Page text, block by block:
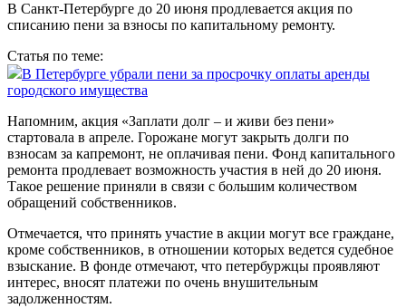
В Санкт-Петербурге до 20 июня продлевается акция по
списанию пени за взносы по капитальному ремонту.
Статья по теме:
В Петербурге убрали пени за просрочку оплаты аренды
городского имущества
Напомним, акция «Заплати долг – и живи без пени»
стартовала в апреле. Горожане могут закрыть долги по
взносам за капремонт, не оплачивая пени. Фонд капитального
ремонта продлевает возможность участия в ней до 20 июня.
Такое решение приняли в связи с большим количеством
обращений собственников.
Отмечается, что принять участие в акции могут все граждане,
кроме собственников, в отношении которых ведется судебное
взыскание. В фонде отмечают, что петербуржцы проявляют
интерес, вносят платежи по очень внушительным
задолженностям.